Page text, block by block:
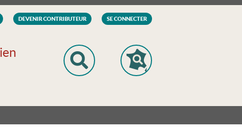
DEVENIR CONTRIBUTEUR SE CONNECTER